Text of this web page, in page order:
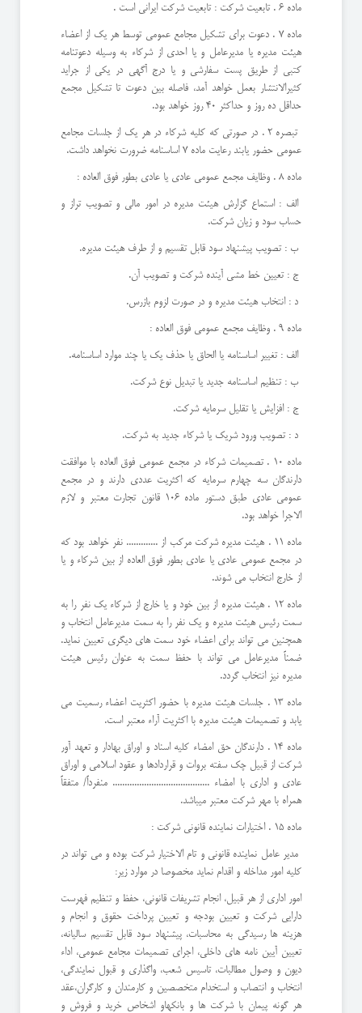
ماده 6 . تابعيت شركت : تابعيت شركت ایرانی است .
ماده 7 . دعوت براي تشكيل مجامع عمومي توسط هر يك از اعضاء
هيئت مديره يا مديرعامل و يا احدي از شركاء به وسيله دعوتنامه
كتبي از طريق پست سفارشي و يا درج آگهي در يكي از جرايد
كثيرالانتشار بعمل خواهد آمد، فاصله بين دعوت تا تشكيل مجمع
حداقل ده روز و حداكثر 40 روز خواهد بود.
تبصره 2 . در صورتي كه كليه شركاء در هر يك از جلسات مجامع
عمومي حضور يابند رعايت ماده 7 اساسنامه ضرورت نخواهد داشت.
ماده 8 . وظايف مجمع عمومي عادي يا عادي بطور فوق العاده :
الف : استماع گزارش هيئت مديره در امور مالي و تصويب تراز و
حساب سود و زيان شركت.
ب : تصويب پيشنهاد سود قابل تقسيم و از طرف هيئت مديره.
ج : تعيين خط مشي آينده شركت و تصويب آن.
د : انتخاب هيئت مديره و در صورت لزوم بازرس.
ماده 9 . وظايف مجمع عمومي فوق العاده :
الف : تغيير اساسنامه يا الحاق يا حذف يك يا چند موارد اساسنامه.
ب : تنظيم اساسنامه جديد يا تبديل نوع شركت.
ج : افزايش يا تقليل سرمايه شركت.
د : تصويب ورود شريك يا شركاء جديد به شركت.
ماده 10 . تصميمات شركاء در مجمع عمومي فوق العاده با موافقت
دارندگان سه چهارم سرمايه كه اكثريت عددي دارند و در مجمع
عمومي عادي طبق دستور ماده 106 قانون تجارت معتبر و لازم
الاجرا خواهد بود.
ماده 11 . هيئت مديره شركت مركب از ............. نفر خواهد بود كه
در مجمع عمومي عادي يا عادي بطور فوق العاده از بين شركاء و يا
از خارج انتخاب مي شوند.
ماده 12 . هيئت مديره از بين خود و يا خارج از شركاء يك نفر را به
سمت رئيس هيئت مديره و يك نفر را به سمت مديرعامل انتخاب و
همچنين مي تواند براي اعضاء خود سمت هاي ديگري تعيين نمايد.
ضمناً مديرعامل مي تواند با حفظ سمت به عنوان رئيس هيئت
مديره نيز انتخاب گردد.
ماده 13 . جلسات هيئت مديره با حضور اكثريت اعضاء رسميت مي
يابد و تصميمات هيئت مديره با اكثريت آراء معتبر است.
ماده 14 . دارندگان حق امضاء کليه اسناد و اوراق بهادار و تعهد آور
شرکت از قبيل چک سفته بروات و قراردادها و عقود اسلامي و اوراق
عادی و اداری با امضاء ........................................ منفرداً/ متفقاً
همراه با مهر شرکت معتبر ميباشد.
ماده 15 . اختيارات نماينده قانوني شركت :
مدير عامل نماينده قانوني و تام الاختيار شركت بوده و مي تواند در
كليه امور مداخله و اقدام نمايد مخصوصا در موارد زير:
امور اداري از هر قبيل، انجام تشريفات قانوني، حفظ و تنظيم فهرست
دارايي شركت و تعيين بودجه و تعيين پرداخت حقوق و انجام و
هزينه ها رسيدگي به محاسبات، پيشنهاد سود قابل تقسيم ساليانه،
تعيين آيين نامه هاي داخلي، اجراي تصميمات مجامع عمومي، اداء
ديون و وصول مطالبات، تاسيس شعب، واگذاري و قبول نمايندگي،
انتخاب و انتصاب و استخدام متخصصين و كارمندان و كارگران،عقد
هر گونه پيمان با شركت ها و بانكهاو اشخاص خريد و فروش و